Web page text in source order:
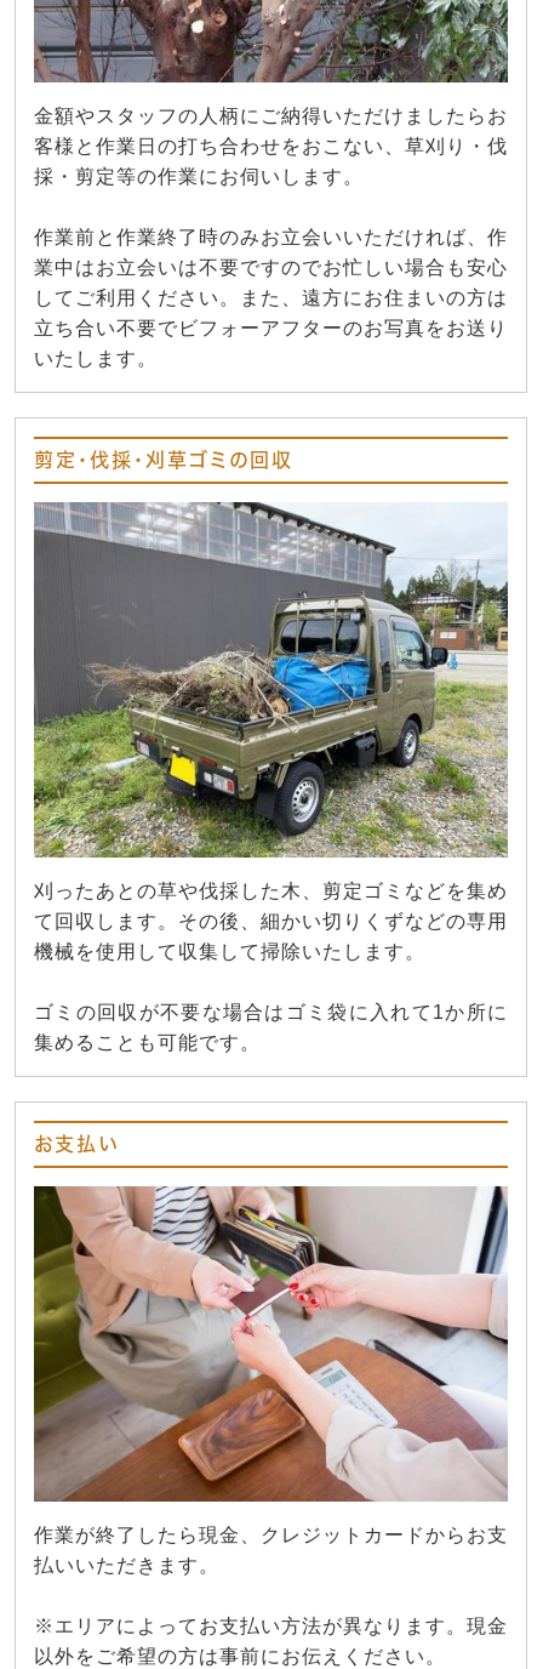
金額やスタッフの人柄にご納得いただけましたらお
客様と作業日の打ち合わせをおこない、草刈り・伐
採・剪定等の作業にお伺いします。
作業前と作業終了時のみお立会いいただければ、作
業中はお立会いは不要ですのでお忙しい場合も安心
してご利用ください。また、遠方にお住まいの方は
立ち合い不要でビフォーアフターのお写真をお送り
いたします。
剪定・伐採・刈草ゴミの回収
刈ったあとの草や伐採した木、剪定ゴミなどを集め
て回収します。その後、細かい切りくずなどの専用
機械を使用して収集して掃除いたします。
ゴミの回収が不要な場合はゴミ袋に入れて1か所に
集めることも可能です。
お支払い
作業が終了したら現金、クレジットカードからお支
払いいただきます。
※エリアによってお支払い方法が異なります。現金
以外をご希望の方は事前にお伝えください。